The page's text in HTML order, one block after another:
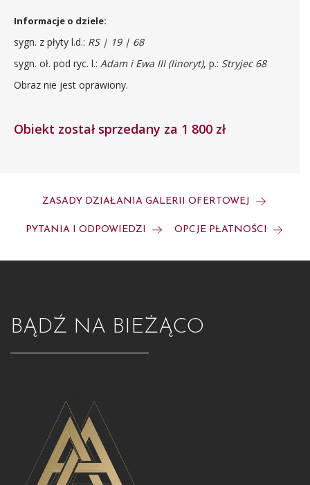
Informacje o dziele:
sygn. z płyty l.d.: RS | 19 | 68
sygn. oł. pod ryc. l.: Adam i Ewa III (linoryt), p.: Stryjec 68
Obraz nie jest oprawiony.
Obiekt został sprzedany za 1 800 zł
ZASADY DZIAŁANIA GALERII OFERTOWEJ
PYTANIA I ODPOWIEDZI OPCJE PŁATNOŚCI
BĄDŹ NA BIEŻĄCO